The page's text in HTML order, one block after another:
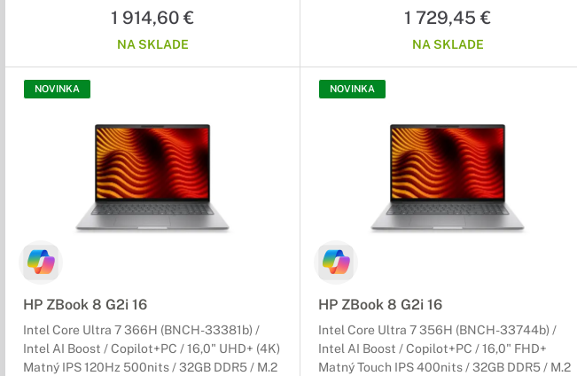
1 914,60 €
NA SKLADE
1 729,45 €
NA SKLADE
NOVINKA
HP ZBook 8 G2i 16
Intel Core Ultra 7 366H (BNCH-33381b) /
Intel AI Boost / Copilot+PC / 16,0" UHD+ (4K)
Matný IPS 120Hz 500nits / 32GB DDR5 / M.2
NOVINKA
HP ZBook 8 G2i 16
Intel Core Ultra 7 356H (BNCH-33744b) /
Intel AI Boost / Copilot+PC / 16,0" FHD+
Matný Touch IPS 400nits / 32GB DDR5 / M.2